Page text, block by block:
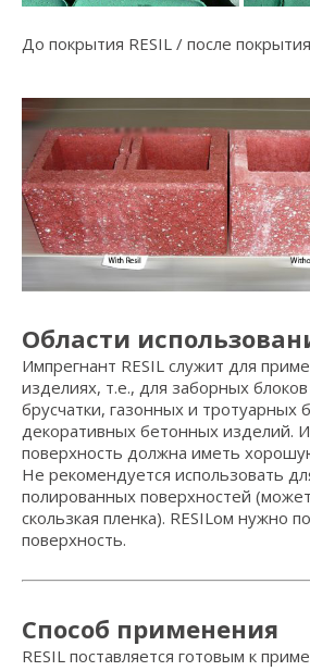
До покрытия RESIL / после покрытия
Области
Импрегнант RESIL служит для
изделиях, т.е., для заборных
брусчатки, газонных и тротуарных
декоративных бетонных изделий.
поверхность должна иметь
Не рекомендуется использовать
полированных поверхностей
скользкая пленка). RESILом нужно
поверхность.
Способ применения
RESIL поставляется готовым к